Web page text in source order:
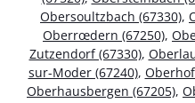
Obersoultzbach (67330),
Oberrœdern (67250),
Zutzendorf (67330),
sur-Moder (67240),
Oberhausbergen (67205),